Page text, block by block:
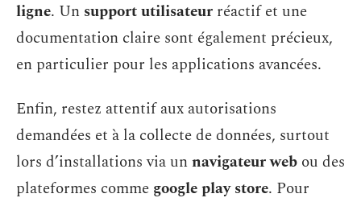
ligne. Un support utilisateur réactif et une
documentation claire sont également précieux,
en particulier pour les applications avancées.
Enfin, restez attentif aux autorisations
demandées et à la collecte de données, surtout
lors d’installations via unnavigateur web ou des
plateformes comme google play store. Pour